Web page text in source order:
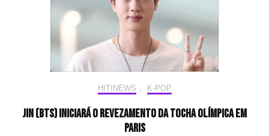
HIT!NEWS K-POP
Jin (BTS) iniciará o revezamento da tocha olímpica em
Paris